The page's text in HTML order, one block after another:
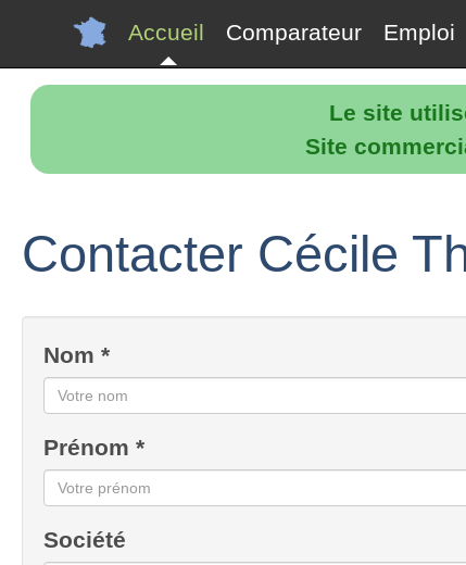
Le site
Site
Accueil Comparateur Emploi
Contacter Cécile
Nom *
Prénom *
Société